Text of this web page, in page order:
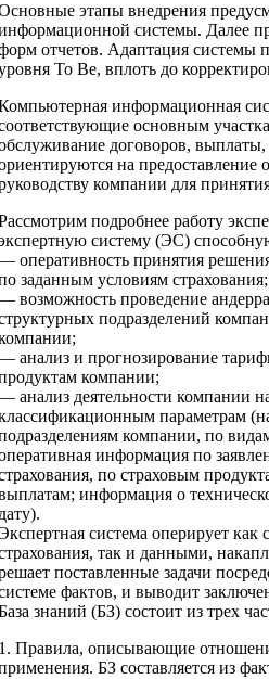
этапы внедрения
системы. Далее
отчетов. Адаптация системы
To Be, вплоть до
информационная
основным
договоров, выплаты,
на
компании для
подробнее работу
систему (ЭС)
оперативность принятия
заданным условиям страхования;
возможность проведение
подразделений
анализ и прогнозирование
компании;
анализ деятельности компании
параметрам
компании, по
информация по
по страховым
информация о
система оперирует
так и данными,
поставленные задачи
фактов, и выводит
знаний (БЗ) состоит из трех
1. Правила, описывающие
БЗ составляется из